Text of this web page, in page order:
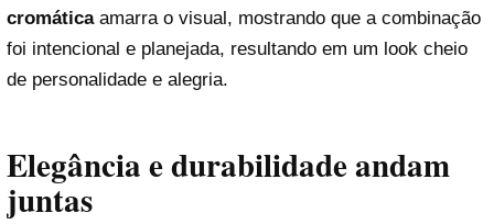
cromáticaamarra o visual, mostrando que a combinação
foi intencional e planejada, resultando em um look cheio
de personalidade e alegria.
Elegância e durabilidade andam
juntas